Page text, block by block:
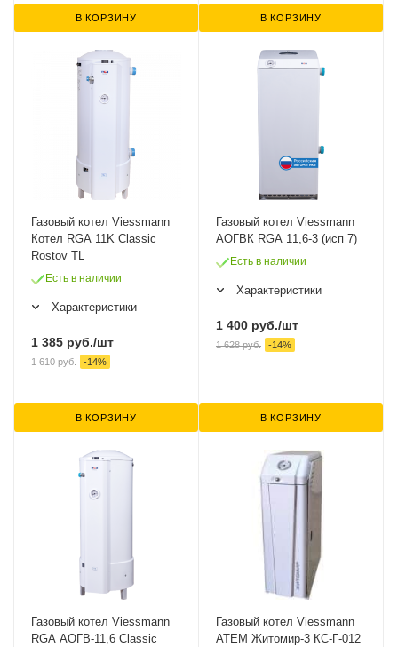
В КОРЗИНУ В КОРЗИНУ
Газовый котел Viessmann
Котел RGA 11K Сlassic
Rostov TL
Есть в наличии
Характеристики
1 385 руб./шт
1 610руб. -14%
В КОРЗИНУ
Газовый котел Viessmann
АОГВК RGA 11,6-3 (исп 7)
Есть в наличии
Характеристики
1 400 руб./шт
1 628руб. -14%
В КОРЗИНУ
Газовый котел Viessmann
RGA АОГВ-11,6 Classic
Газовый котел Viessmann
ATEM Житомир-3 КС-Г-012